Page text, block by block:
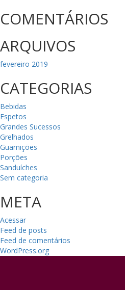
COMENTÁRIOS
ARQUIVOS
fevereiro 2019
CATEGORIAS
Bebidas
Espetos
Grandes Sucessos
Grelhados
Guarnições
Porções
Sanduíches
Sem categoria
META
Acessar
Feed de posts
Feed de comentários
WordPress.org